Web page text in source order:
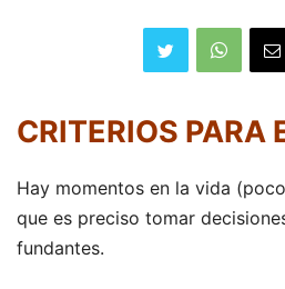
CRITERIOS PARA
Hay momentos en la vida
que es preciso tomar
fundantes.